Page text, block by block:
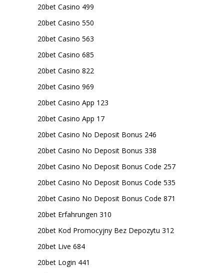
20bet Casino 499
20bet Casino 550
20bet Casino 563
20bet Casino 685
20bet Casino 822
20bet Casino 969
20bet Casino App 123
20bet Casino App 17
20bet Casino No Deposit Bonus 246
20bet Casino No Deposit Bonus 338
20bet Casino No Deposit Bonus Code 257
20bet Casino No Deposit Bonus Code 535
20bet Casino No Deposit Bonus Code 871
20bet Erfahrungen 310
20bet Kod Promocyjny Bez Depozytu 312
20bet Live 684
20bet Login 441